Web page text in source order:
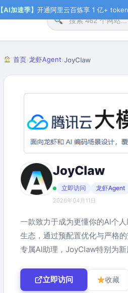
【AI加速季】 开通阿里云百炼享 1 亿+
首页›龙虾Agent›JoyClaw
JoyClaw
立即访问 龙虾Agent
2026年04月11日
一款致力于成为更懂你的AI个
生态，通过预配置优化与严格
专属AI助理，JoyClaw特别为新
立即访问 收藏